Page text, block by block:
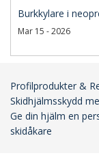
Burkkylare i
Mar 15 - 2026
Profilprodukter &
Skidhjälmsskydd
Ge din hjälm en
skidåkare